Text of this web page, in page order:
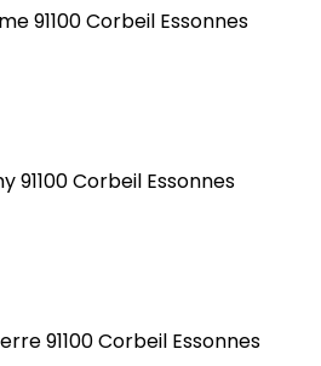
91100 Corbeil Essonnes
91100 Corbeil Essonnes
91100 Corbeil Essonnes